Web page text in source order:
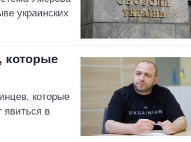
украинских
которые
которые
явиться в